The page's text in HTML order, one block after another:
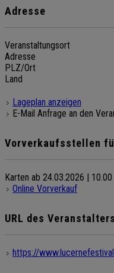
Adresse
Veranstaltungsort
Adresse
PLZ/Ort
Land
Lageplan anzeigen
E-Mail Anfrage an den
Vorverkaufsstellen
Karten ab 24.03.2026 |
Online Vorverkauf
URL des Veranstalters
https://